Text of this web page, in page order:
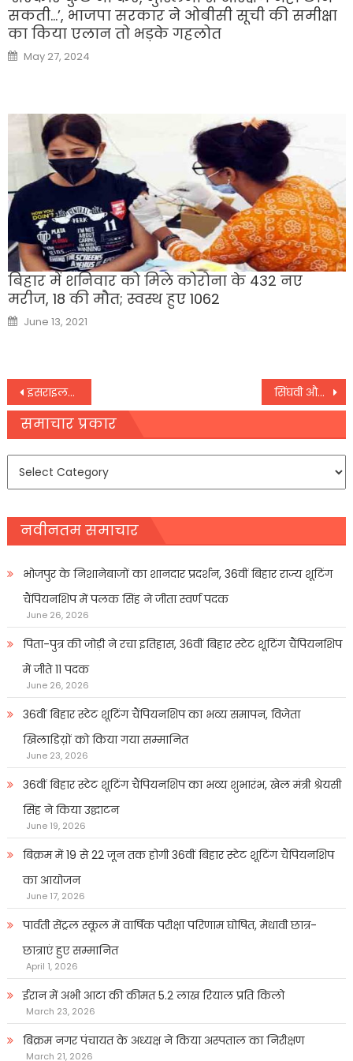
सकती…’, भाजपा सरकार ने ओबीसी सूची की समीक्षा
का किया एलान तो भड़के गहलोत
Posted
on
May 27, 2024
बिहार में शनिवार को मिले कोरोना के 432 नए
मरीज, 18 की मौत; स्वस्थ हुए 1062
Posted
on
June 13, 2021
Post
navigation
इसराइल-फ़लस्तीनी संकट के बीच सऊदी अरब और यूएई का ग़ुस्सा लेबनान पर फूटा सिंघवी और लूथरा जैसे बड़े वकील करेंगे तृणमूल नेताओं की पैरवी,
समाचार प्रकार
नवीनतम समाचार
भोजपुर के निशानेबाजों का शानदार प्रदर्शन, 36वीं बिहार राज्य शूटिंग
चैंपियनशिप में पलक सिंह ने जीता स्वर्ण पदक
June 26, 2026
पिता-पुत्र की जोड़ी ने रचा इतिहास, 36वीं बिहार स्टेट शूटिंग चैंपियनशिप
में जीते 11 पदक
June 26, 2026
36वीं बिहार स्टेट शूटिंग चैंपियनशिप का भव्य समापन, विजेता
खिलाडिय़ों को किया गया सम्मानित
June 23, 2026
36वीं बिहार स्टेट शूटिंग चैंपियनशिप का भव्य शुभारंभ, खेल मंत्री श्रेयसी
सिंह ने किया उद्घाटन
June 19, 2026
बिक्रम में 19 से 22 जून तक होगी 36वीं बिहार स्टेट शूटिंग चैंपियनशिप
का आयोजन
June 17, 2026
पार्वती सेंट्रल स्कूल में वार्षिक परीक्षा परिणाम घोषित, मेधावी छात्र-
छात्राएं हुए सम्मानित
April 1, 2026
ईरान में अभी आटा की कीमत 5.2 लाख रियाल प्रति किलो
March 23, 2026
बिक्रम नगर पंचायत के अध्यक्ष ने किया अस्पताल का निरीक्षण
March 21, 2026